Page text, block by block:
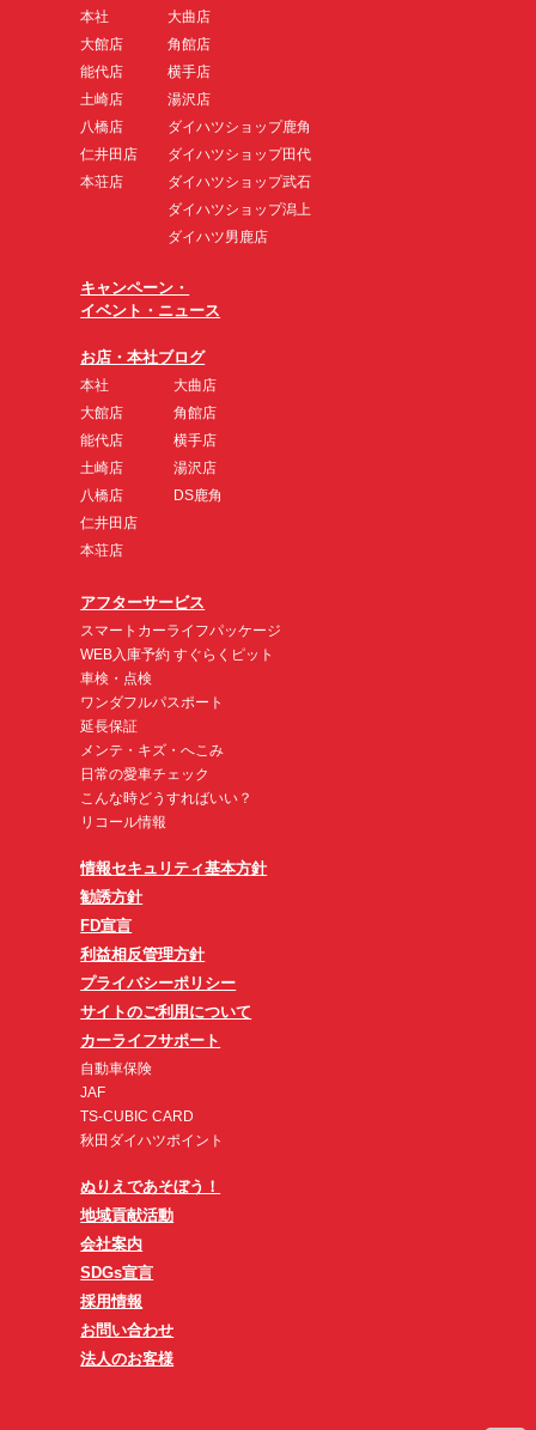
本社
大館店
能代店
土崎店
八橋店
仁井田店
本荘店
大曲店
角館店
横手店
湯沢店
ダイハツショップ鹿角
ダイハツショップ田代
ダイハツショップ武石
ダイハツショップ潟上
ダイハツ男鹿店
キャンペーン・
イベント・ニュース
お店・本社ブログ
本社
大館店
能代店
土崎店
八橋店
仁井田店
本荘店
大曲店
角館店
横手店
湯沢店
DS鹿角
アフターサービス
スマートカーライフパッケージ
WEB入庫予約 すぐらくピット
車検・点検
ワンダフルパスポート
延長保証
メンテ・キズ・へこみ
日常の愛車チェック
こんな時どうすればいい？
リコール情報
情報セキュリティ基本方針
勧誘方針
FD宣言
利益相反管理方針
プライバシーポリシー
サイトのご利用について
カーライフサポート
自動車保険
JAF
TS-CUBIC CARD
秋田ダイハツポイント
ぬりえであそぼう！
地域貢献活動
会社案内
SDGs宣言
採用情報
お問い合わせ
法人のお客様